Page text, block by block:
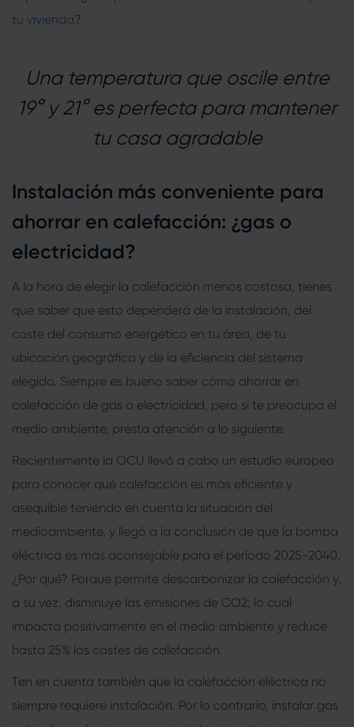
tu vivienda?
Una temperatura que oscile entre
19° y 21° es perfecta para mantener
tu casa agradable
Instalación más conveniente para
ahorrar en calefacción: ¿gas o
electricidad?
A la hora de elegir la calefacción menos costosa, tienes
que saber que esto dependerá de la instalación, del
coste del consumo energético en tu área, de tu
ubicación geográfica y de la eficiencia del sistema
elegido. Siempre es bueno saber cómo ahorrar en
calefacción de gas o electricidad, pero si te preocupa el
medio ambiente, presta atención a lo siguiente.
Recientemente la OCU llevó a cabo un estudio europeo
para conocer qué calefacción es más eficiente y
asequible teniendo en cuenta la situación del
medioambiente, y llegó a la conclusión de que la bomba
eléctrica es más aconsejable para el período 2025-2040.
¿Por qué? Porque permite descarbonizar la calefacción y,
a su vez, disminuye las emisiones de CO2; lo cual
impacta positivamente en el medio ambiente y reduce
hasta 25% los costes de calefacción.
Ten en cuenta también que la calefacción eléctrica no
siempre requiere instalación. Por lo contrario, instalar gas